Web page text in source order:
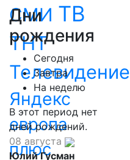
СМИ ТВ
ТНТ
Телевидение
Яндекс
европа
плюс
Дни
рождения
Сегодня
Завтра
На неделю
В этот период нет
дней рождений.
08 августа
Юлий Гусман